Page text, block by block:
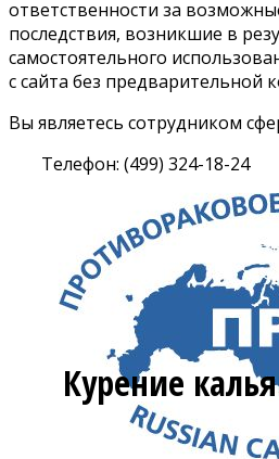
ответственности за
последствия, возникшие в
самостоятельного
с сайта без предварительной
Вы являетесь сотрудником
Телефон: (499) 324-18-24
Курение